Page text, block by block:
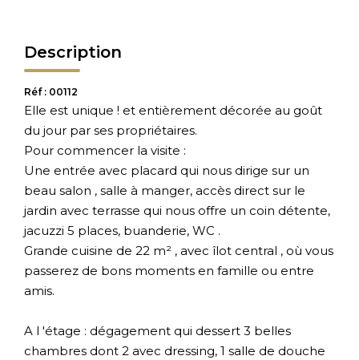
Description
Réf : 00112
Elle est unique ! et entièrement décorée au goût
du jour par ses propriétaires.
Pour commencer la visite :
Une entrée avec placard qui nous dirige sur un
beau salon , salle à manger, accès direct sur le
jardin avec terrasse qui nous offre un coin détente,
jacuzzi 5 places, buanderie, WC .
Grande cuisine de 22 m² , avec îlot central , où vous
passerez de bons moments en famille ou entre
amis.
A l 'étage : dégagement qui dessert 3 belles
chambres dont 2 avec dressing, 1 salle de douche